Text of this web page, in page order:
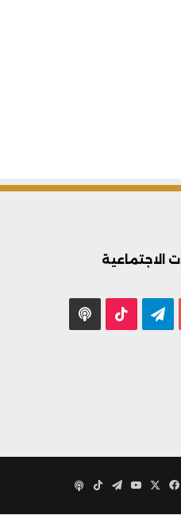
الاجتماعية
يوتيوب تيلقرام ‫TikTok
فيسبوك يوتيوبتيلقرام‫TikTok